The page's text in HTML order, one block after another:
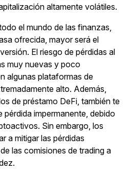
altamente volátiles.
el mundo de las finanzas,
ofrecida, mayor será el
El riesgo de pérdidas al
muy nuevas y poco
algunas plataformas de
alto. Además,
de préstamo DeFi, también te
impermanente, debido
Sin embargo, los
a mitigar las pérdidas
las comisiones de trading a